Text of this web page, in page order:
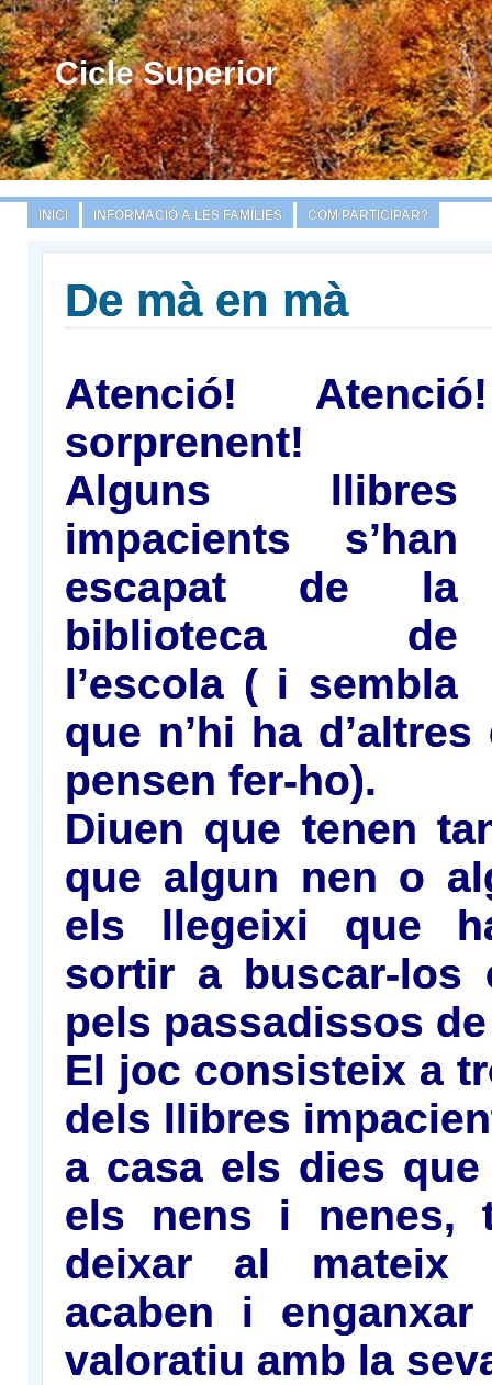
Cicle Superior
INICI INFORMACIÓ A LES FAMÍLIES COM PARTICIPAR?
De mà en mà
Atenció!
sorprenent!
Alguns llibres
impacients s’han
escapat de la
biblioteca de
l’escola ( i sembla
que n’hi ha
pensen fer-ho).
Diuen que tenen
que algun nen o
els llegeixi que
sortir a buscar-los
pels passadissos de
El joc consisteix a
dels llibres
a casa els dies
els nens i nenes,
deixar al mateix
acaben i
valoratiu amb la